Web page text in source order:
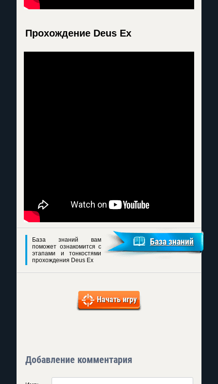
Прохождение Deus Ex
База знаний вам
поможет ознакомится с
этапами и тонкостями
прохождения Deus Ex
База знаний
Начать игру
Добавление комментария